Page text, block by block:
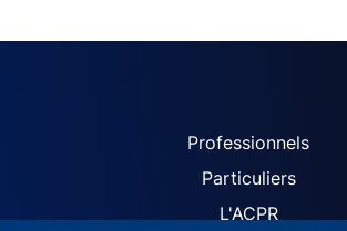
ACPR siteProfessionnels
Particuliers
L'ACPR